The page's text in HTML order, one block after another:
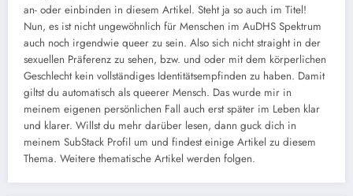
an- oder einbinden in diesem Artikel. Steht ja so auch im Titel!
Nun, es ist nicht ungewöhnlich für Menschen im AuDHS Spektrum
auch noch irgendwie queer zu sein. Also sich nicht straight in der
sexuellen Präferenz zu sehen, bzw. und oder mit dem körperlichen
Geschlecht kein vollständiges Identitätsempfinden zu haben. Damit
giltst du automatisch als queerer Mensch. Das wurde mir in
meinem eigenen persönlichen Fall auch erst später im Leben klar
und klarer. Willst du mehr darüber lesen, dann guck dich in
meinem SubStack Profil um und findest einige Artikel zu diesem
Thema. Weitere thematische Artikel werden folgen.